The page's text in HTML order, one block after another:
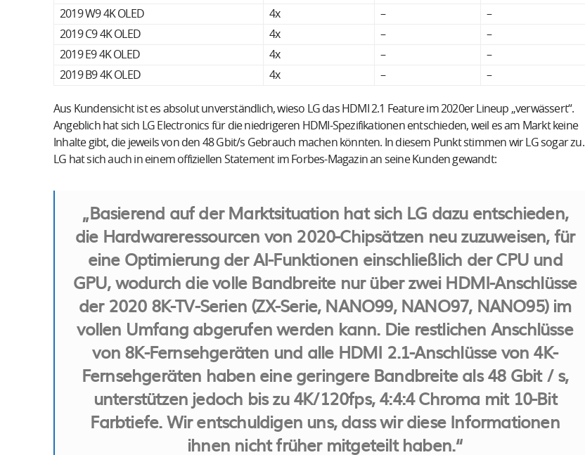
2019 W9 4K OLED
4x –
–
2019 C9 4K OLED
4x –
–
2019 E9 4K OLED
4x –
–
2019 B9 4K OLED
4x – –
Aus Kundensicht ist es absolut unverständlich, wieso LG das HDMI 2.1 Feature im 2020er Lineup „verwässert“.
Angeblich hat sich LG Electronics für die niedrigeren HDMI-Spezifikationen entschieden, weil es am Markt keine
Inhalte gibt, die jeweils von den 48 Gbit/s Gebrauch machen könnten. In diesem Punkt stimmen wir LG sogar zu.
LG hat sich auch in einem offiziellen Statement im Forbes-Magazin an seine Kunden gewandt:
„Basierend auf der Marktsituation hat sich LG dazu entschieden,
die Hardwareressourcen von 2020-Chipsätzen neu zuzuweisen, für
eine Optimierung der AI-Funktionen einschließlich der CPU und
GPU, wodurch die volle Bandbreite nur über zwei HDMI-Anschlüsse
der 2020 8K-TV-Serien (ZX-Serie, NANO99, NANO97, NANO95) im
vollen Umfang abgerufen werden kann. Die restlichen Anschlüsse
von 8K-Fernsehgeräten und alle HDMI 2.1-Anschlüsse von 4K-
Fernsehgeräten haben eine geringere Bandbreite als 48 Gbit / s,
unterstützen jedoch bis zu 4K/120fps, 4:4:4 Chroma mit 10-Bit
Farbtiefe. Wir entschuldigen uns, dass wir diese Informationen
ihnen nicht früher mitgeteilt haben.“